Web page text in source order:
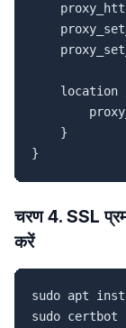
location
    }
}
चरण 4. SSL
करें
sudo apt
sudo certbot